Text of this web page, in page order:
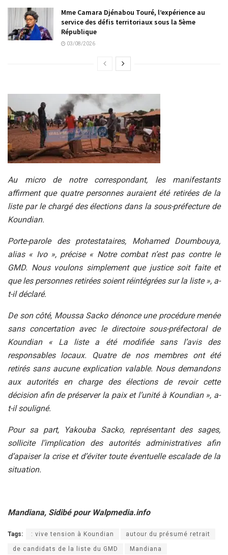
Mme Camara Djénabou Touré, l’expérience au
service des défis territoriaux sous la 5ème
République
03/08/2026
Au micro de notre correspondant, les manifestants
affirment que quatre personnes auraient été retirées de la
liste par le chargé des élections dans la sous-préfecture de
Koundian.
Porte-parole des protestataires, Mohamed Doumbouya,
alias « Ivo », précise « Notre combat n’est pas contre le
GMD. Nous voulons simplement que justice soit faite et
que les personnes retirées soient réintégrées sur la liste », a-
t-il déclaré.
De son côté, Moussa Sacko dénonce une procédure menée
sans concertation avec le directoire sous-préfectoral de
Koundian « La liste a été modifiée sans l’avis des
responsables locaux. Quatre de nos membres ont été
retirés sans aucune explication valable. Nous demandons
aux autorités en charge des élections de revoir cette
décision afin de préserver la paix et l’unité à Koundian », a-
t-il souligné.
Pour sa part, Yakouba Sacko, représentant des sages,
sollicite l’implication des autorités administratives afin
d’apaiser la crise et d’éviter toute éventuelle escalade de la
situation.
Mandiana, Sidibé pour Walpmedia.info
Tags: : vive tension à Koundian autour du présumé retrait
de candidats de la liste du GMD Mandiana